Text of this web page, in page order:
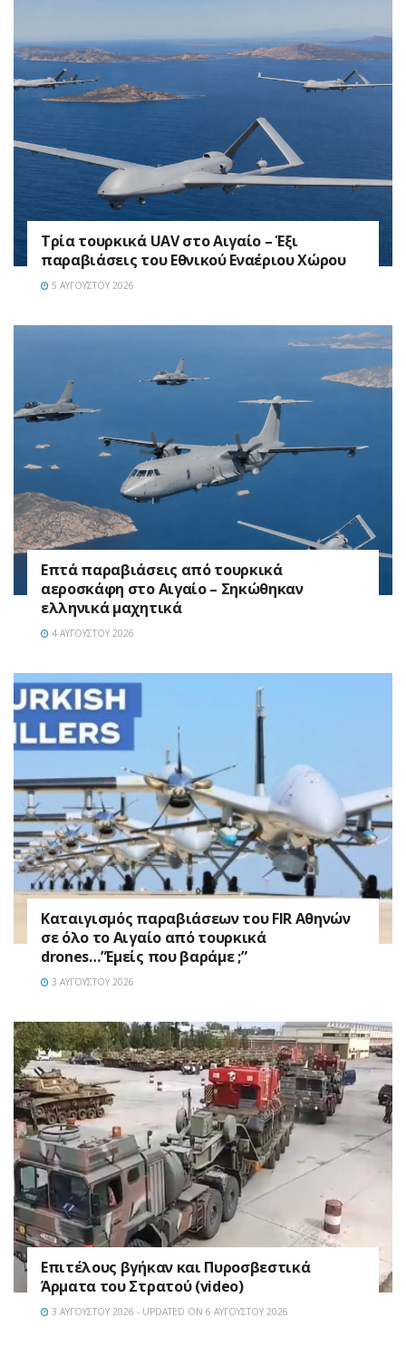
Τρία τουρκικά UAV στο Αιγαίο – Έξι
παραβιάσεις του Εθνικού Εναέριου Χώρου
5 ΑΥΓΟΎΣΤΟΥ 2026
Επτά παραβιάσεις από τουρκικά
αεροσκάφη στο Αιγαίο – Σηκώθηκαν
ελληνικά μαχητικά
4 ΑΥΓΟΎΣΤΟΥ 2026
Καταιγισμός παραβιάσεων του FIR Αθηνών
σε όλο το Αιγαίο από τουρκικά
drones…”Εμείς που βαράμε ;”
3 ΑΥΓΟΎΣΤΟΥ 2026
Επιτέλους βγήκαν και Πυροσβεστικά
Άρματα του Στρατού (video)
3 ΑΥΓΟΎΣΤΟΥ 2026 - UPDATED ON 6 ΑΥΓΟΎΣΤΟΥ 2026